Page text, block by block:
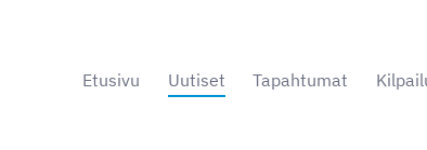
Etusivu Uutiset Tapahtumat